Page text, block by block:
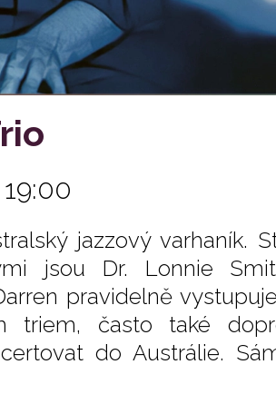
jazzový varhaník.
jsou Dr. Lonnie
pravidelně
často také
do Austrálie.